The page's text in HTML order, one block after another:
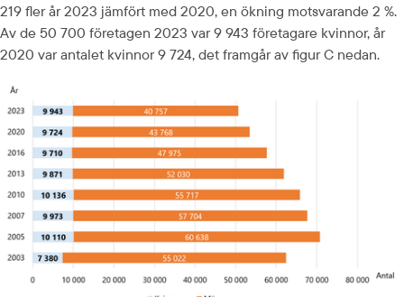
219 fler år 2023 jämfört med 2020, en ökning motsvarande 2 %.
Av de 50 700 företagen 2023 var 9 943 företagare kvinnor, år
2020 var antalet kvinnor 9 724, det framgår av figur C nedan.